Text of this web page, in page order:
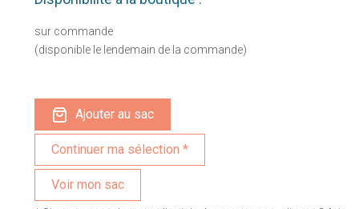
sur commande
(disponible le lendemain de la commande)
Ajouter au sac
Voir mon sac